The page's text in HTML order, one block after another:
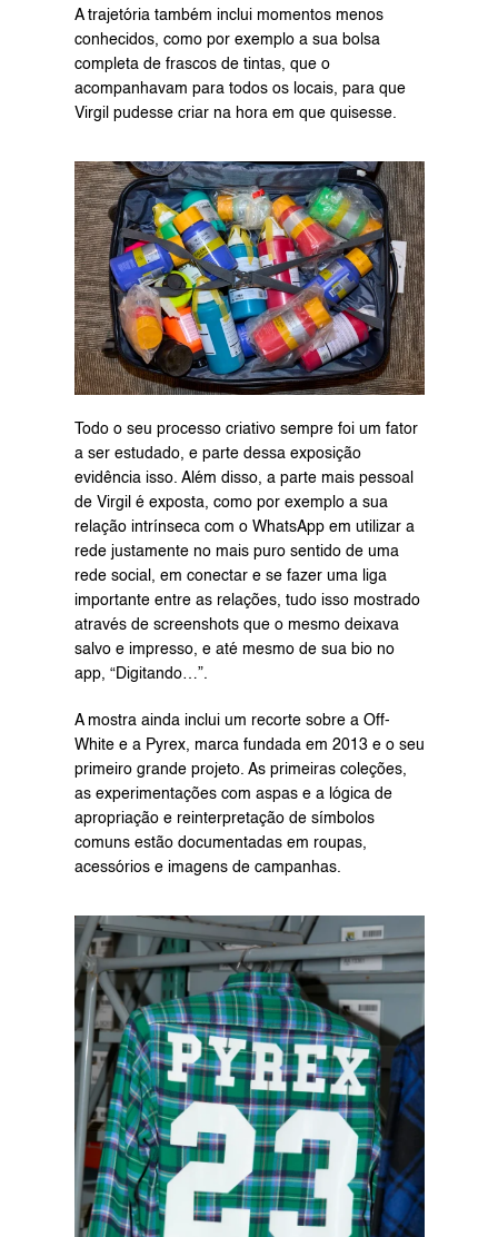
A trajetória também inclui momentos menos
conhecidos, como por exemplo a sua bolsa
completa de frascos de tintas, que o
acompanhavam para todos os locais, para que
Virgil pudesse criar na hora em que quisesse.
Todo o seu processo criativo sempre foi um fator
a ser estudado, e parte dessa exposição
evidência isso. Além disso, a parte mais pessoal
de Virgil é exposta, como por exemplo a sua
relação intrínseca com o WhatsApp em utilizar a
rede justamente no mais puro sentido de uma
rede social, em conectar e se fazer uma liga
importante entre as relações, tudo isso mostrado
através de screenshots que o mesmo deixava
salvo e impresso, e até mesmo de sua bio no
app, “Digitando…”.
A mostra ainda inclui um recorte sobre a Off-
White e a Pyrex, marca fundada em 2013 e o seu
primeiro grande projeto. As primeiras coleções,
as experimentações com aspas e a lógica de
apropriação e reinterpretação de símbolos
comuns estão documentadas em roupas,
acessórios e imagens de campanhas.